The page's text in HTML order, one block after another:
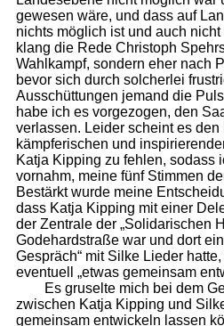
gewesen wäre, und dass auf
nichts möglich ist und auch
klang die Rede Christoph
Wahlkampf, sondern eher nach
bevor sich durch solcherlei
Ausschüttungen jemand die
habe ich es vorgezogen, den
verlassen. Leider scheint es den
kämpferischen und
Katja Kipping zu fehlen, sodass
vornahm, meine fünf Stimmen
Bestärkt wurde meine
dass Katja Kipping mit einer
der Zentrale der „Solidarischen
Godehardstraße war und dort
Gespräch“ mit Silke Lieder
eventuell „etwas gemeinsam
Es gruselte mich bei dem
zwischen Katja Kipping und
gemeinsam entwickeln lassen